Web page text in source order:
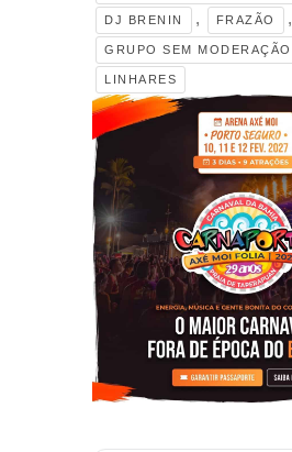
DJ BRENIN , FRAZÃO ,
GRUPO SEM MODERAÇÃO
LINHARES